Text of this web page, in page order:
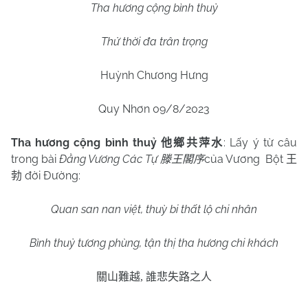
Tha hương cộng bình thuỷ
Thử thời đa trân trọng
Huỳnh Chương Hưng
Quy Nhơn 09/8/2023
Tha hương cộng bình thuỷ他鄉共萍水: Lấy ý từ câu
trong bài Đằng Vương Các Tự滕王閣序của Vương Bột 王
勃 đời Đường:
Quan san nan việt, thuỳ bi thất lộ chi nhân
Bình thuỷ tương phùng, tận thị tha hương chi khách
關山難越, 誰悲失路之人